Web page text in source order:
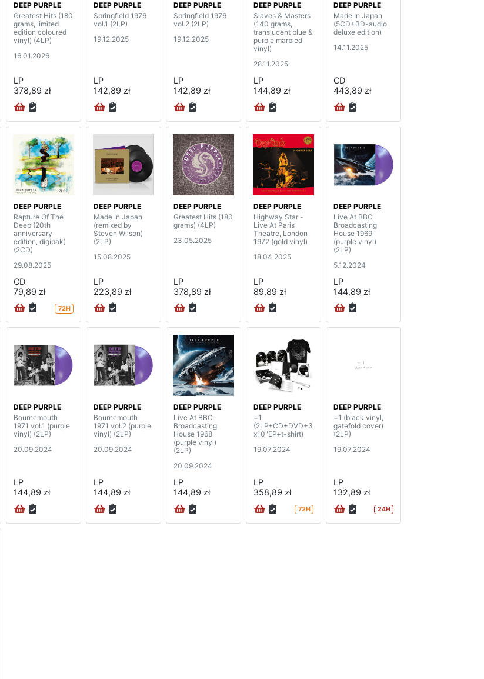
DEEP PURPLE
Greatest Hits (180
grams, limited
edition coloured
vinyl) (4LP)
16.01.2026
LP
378,89 zł
DEEP PURPLE
Springfield 1976
vol.1 (2LP)
19.12.2025
LP
142,89 zł
DEEP PURPLE
Springfield 1976
vol.2 (2LP)
19.12.2025
LP
142,89 zł
DEEP PURPLE
Slaves & Masters
(140 grams,
translucent blue &
purple marbled
vinyl)
28.11.2025
LP
144,89 zł
DEEP PURPLE
Made In Japan
(5CD+BD-audio
deluxe edition)
14.11.2025
CD
443,89 zł
DEEP PURPLE
Rapture Of The
Deep (20th
anniversary
edition, digipak)
(2CD)
29.08.2025
CD
79,89 zł
72H
DEEP PURPLE
Made In Japan
(remixed by
Steven Wilson)
(2LP)
15.08.2025
LP
223,89 zł
DEEP PURPLE
Greatest Hits (180
grams) (4LP)
23.05.2025
LP
378,89 zł
DEEP PURPLE
Highway Star -
Live At Paris
Theatre, London
1972 (gold vinyl)
18.04.2025
LP
89,89 zł
DEEP PURPLE
Live At BBC
Broadcasting
House 1969
(purple vinyl)
(2LP)
5.12.2024
LP
144,89 zł
DEEP PURPLE
Bournemouth
1971 vol.1 (purple
vinyl) (2LP)
20.09.2024
LP
144,89 zł
DEEP PURPLE
Bournemouth
1971 vol.2 (purple
vinyl) (2LP)
20.09.2024
LP
144,89 zł
DEEP PURPLE
Live At BBC
Broadcasting
House 1968
(purple vinyl)
(2LP)
20.09.2024
LP
144,89 zł
DEEP PURPLE
=1
(2LP+CD+DVD+3
x10"EP+t-shirt)
19.07.2024
LP
358,89 zł
72H
DEEP PURPLE
=1 (black vinyl,
gatefold cover)
(2LP)
19.07.2024
LP
132,89 zł
24H